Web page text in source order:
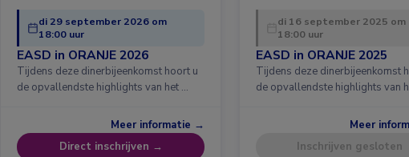
di 29 september 2026 om
18:00 uur
EASD in ORANJE 2026
Tijdens deze dinerbijeenkomst hoort u
de opvallendste highlights van het …
Meer informatie →
Direct inschrijven →
di 16 september 2025 om
18:00 uur
EASD in ORANJE 2025
Tijdens deze dinerbijeenkomst
de opvallendste highlights van
Meer
Inschrijven gesloten